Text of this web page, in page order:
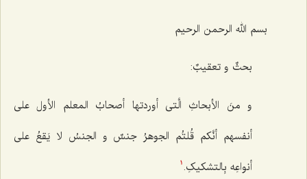
بسم الله الرحمن الرحیم
بحثٌ و تعقیبٌ:
و منَ الأبحاثِ الَّتی أوردتها أصحابُ المعلم الأول على
أنفسهم أنَّکم قُلتُم الجوهرُ جنسٌ و الجنسُ لا یَقعُ على
أنواعِه بِالتشکیکِ. 1